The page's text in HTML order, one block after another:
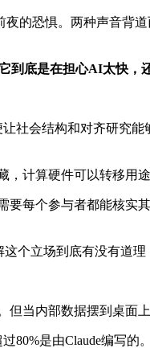
的恐惧。两种声音背
到底是在担心AI太快，
会结构和对齐研究
计算硬件可以转移用
每个参与者都能核
这个立场到底有没有道理
但当内部数据摆到桌面
是由Claude编写的